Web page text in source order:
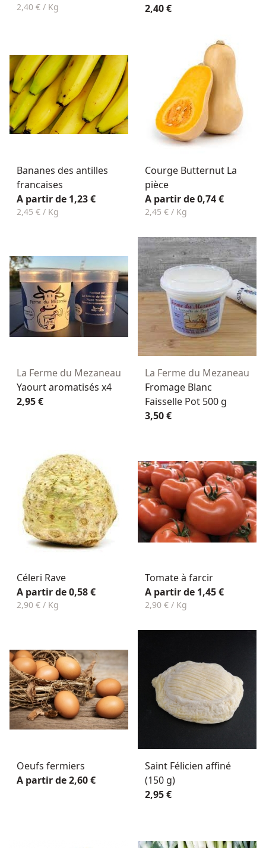
2,40 € / Kg
2,40 €
Bananes des antilles
francaises
A partir de 1,23 €
2,45 € / Kg
Courge Butternut La
pièce
A partir de 0,74 €
2,45 € / Kg
La Ferme du Mezaneau
Yaourt aromatisés x4
2,95 €
La Ferme du Mezaneau
Fromage Blanc
Faisselle Pot 500 g
3,50 €
Céleri Rave
A partir de 0,58 €
2,90 € / Kg
Tomate à farcir
A partir de 1,45 €
2,90 € / Kg
Oeufs fermiers
A partir de 2,60 €
Saint Félicien affiné
(150 g)
2,95 €